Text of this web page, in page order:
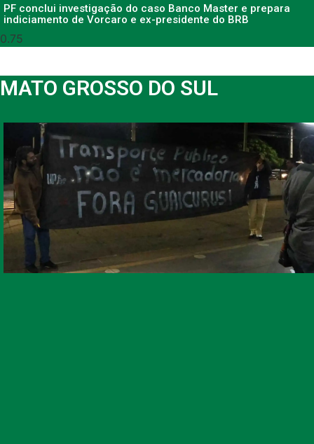
PF conclui investigação do caso Banco Master e prepara
indiciamento de Vorcaro e ex-presidente do BRB
MATO GROSSO DO SUL